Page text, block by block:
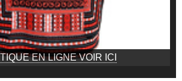
EN LIGNE VOIR ICI